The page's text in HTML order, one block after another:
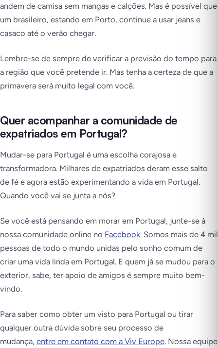
andem de camisa sem mangas e calções. Mas é possível que
um brasileiro, estando em Porto, continue a usar jeans e
casaco até o verão chegar.
Lembre-se de sempre de verificar a previsão do tempo para
a região que você pretende ir. Mas tenha a certeza de que a
primavera será muito legal com você.
Quer acompanhar a comunidade de
expatriados em Portugal?
Mudar-se para Portugal é uma escolha corajosa e
transformadora. Milhares de expatriados deram esse salto
de fé e agora estão experimentando a vida em Portugal.
Quando você vai se junta a nós?
Se você está pensando em morar em Portugal, junte-se à
nossa comunidade online no Facebook. Somos mais de 4 mil
pessoas de todo o mundo unidas pelo sonho comum de
criar uma vida linda em Portugal. E quem já se mudou para o
exterior, sabe, ter apoio de amigos é sempre muito bem-
vindo.
Para saber como obter um visto para Portugal ou tirar
qualquer outra dúvida sobre seu processo de
mudança, entre em contato com a Viv Europe. Nossa equipe